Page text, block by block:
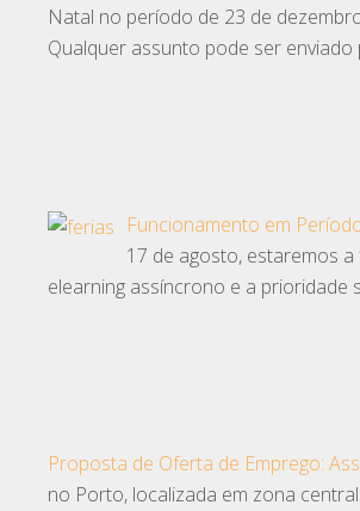
Natal no período de 23 de
Qualquer assunto pode ser enviado
Funcionamento em
17 de agosto, estaremos
elearning assíncrono e a
Proposta de Oferta de Emprego:
no Porto, localizada em zona